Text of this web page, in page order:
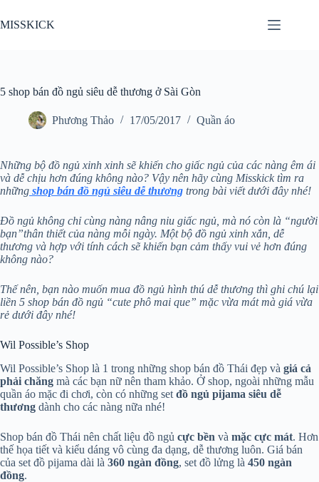
đến
phần
MISSKICK
5 shop bán đồ ngủ siêu dễ thương ở Sài Gòn
Phương Thảo 17/05/2017 Quần áo
Những bộ đồ ngủ xinh xinh sẽ khiến cho giấc ngủ của các nàng êm ái
và dễ chịu hơn đúng không nào? Vậy nên hãy cùng Misskick tìm ra
những shop bán đồ ngủ siêu dễ thương trong bài viết dưới đây nhé!
Đồ ngủ không chỉ cùng nàng nâng niu giấc ngủ, mà nó còn là “người
bạn”thân thiết của nàng mỗi ngày. Một bộ đồ ngủ xinh xắn, dễ
thương và hợp với tính cách sẽ khiến bạn cảm thấy vui vẻ hơn đúng
không nào?
Thế nên, bạn nào muốn mua đồ ngủ hình thú dễ thương thì ghi chú lại
liền 5 shop bán đồ ngủ “cute phô mai que” mặc vừa mát mà giá vừa
rẻ dưới đây nhé!
Wil Possible’s Shop
Wil Possible’s Shop là 1 trong những shop bán đồ Thái đẹp và giá cả
phải chăng mà các bạn nữ nên tham khảo. Ở shop, ngoài những mẫu
quần áo mặc đi chơi, còn có những set đồ ngủ pijama siêu dễ
thương dành cho các nàng nữa nhé!
Shop bán đồ Thái nên chất liệu đồ ngủ cực bền và mặc cực mát. Hơn
thế họa tiết và kiểu dáng vô cùng đa dạng, dễ thương luôn. Giá bán
của set đồ pijama dài là 360 ngàn đồng, set đồ lửng là 450 ngàn
đồng.